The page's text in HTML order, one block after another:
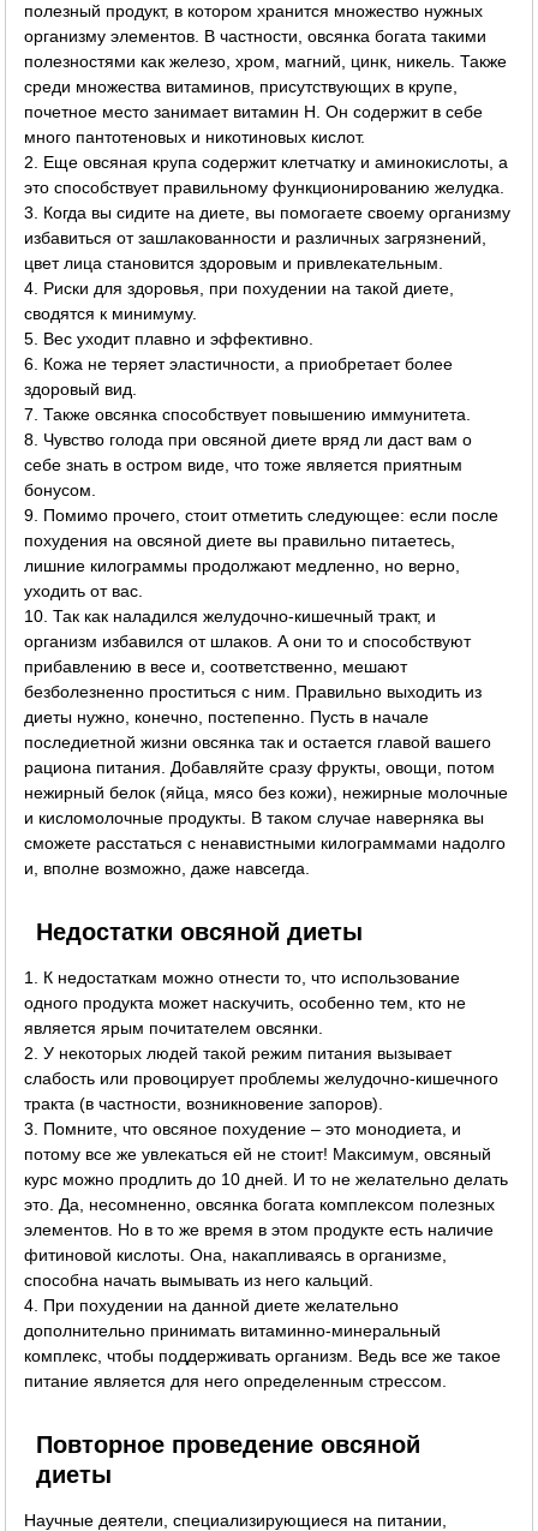
полезный продукт, в котором хранится множество нужных
организму элементов. В частности, овсянка богата такими
полезностями как железо, хром, магний, цинк, никель. Также
среди множества витаминов, присутствующих в крупе,
почетное место занимает витамин Н. Он содержит в себе
много пантотеновых и никотиновых кислот.
2. Еще овсяная крупа содержит клетчатку и аминокислоты, а
это способствует правильному функционированию желудка.
3. Когда вы сидите на диете, вы помогаете своему организму
избавиться от зашлакованности и различных загрязнений,
цвет лица становится здоровым и привлекательным.
4. Риски для здоровья, при похудении на такой диете,
сводятся к минимуму.
5. Вес уходит плавно и эффективно.
6. Кожа не теряет эластичности, а приобретает более
здоровый вид.
7. Также овсянка способствует повышению иммунитета.
8. Чувство голода при овсяной диете вряд ли даст вам о
себе знать в остром виде, что тоже является приятным
бонусом.
9. Помимо прочего, стоит отметить следующее: если после
похудения на овсяной диете вы правильно питаетесь,
лишние килограммы продолжают медленно, но верно,
уходить от вас.
10. Так как наладился желудочно-кишечный тракт, и
организм избавился от шлаков. А они то и способствуют
прибавлению в весе и, соответственно, мешают
безболезненно проститься с ним. Правильно выходить из
диеты нужно, конечно, постепенно. Пусть в начале
последиетной жизни овсянка так и остается главой вашего
рациона питания. Добавляйте сразу фрукты, овощи, потом
нежирный белок (яйца, мясо без кожи), нежирные молочные
и кисломолочные продукты. В таком случае наверняка вы
сможете расстаться с ненавистными килограммами надолго
и, вполне возможно, даже навсегда.
Недостатки овсяной диеты
1. К недостаткам можно отнести то, что использование
одного продукта может наскучить, особенно тем, кто не
является ярым почитателем овсянки.
2. У некоторых людей такой режим питания вызывает
слабость или провоцирует проблемы желудочно-кишечного
тракта (в частности, возникновение запоров).
3. Помните, что овсяное похудение – это монодиета, и
потому все же увлекаться ей не стоит! Максимум, овсяный
курс можно продлить до 10 дней. И то не желательно делать
это. Да, несомненно, овсянка богата комплексом полезных
элементов. Но в то же время в этом продукте есть наличие
фитиновой кислоты. Она, накапливаясь в организме,
способна начать вымывать из него кальций.
4. При похудении на данной диете желательно
дополнительно принимать витаминно-минеральный
комплекс, чтобы поддерживать организм. Ведь все же такое
питание является для него определенным стрессом.
Повторное проведение овсяной
диеты
Научные деятели, специализирующиеся на питании,